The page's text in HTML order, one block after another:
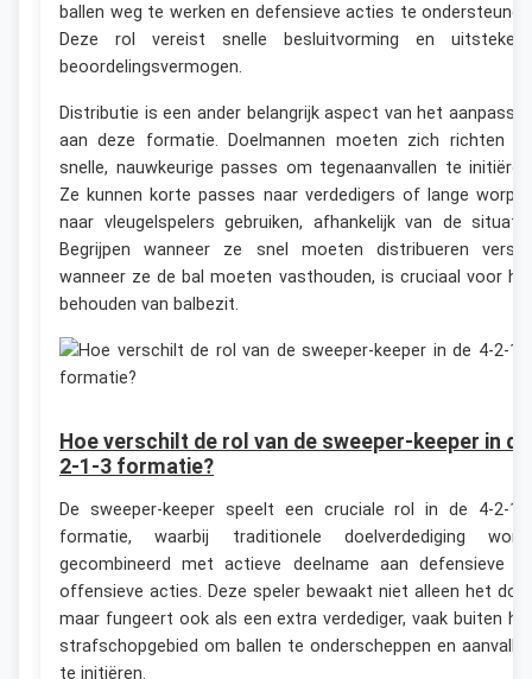
ballen weg te werken en defensieve acties te
Deze rol vereist snelle besluitvorming en
beoordelingsvermogen.
Distributie is een ander belangrijk aspect van het
aan deze formatie. Doelmannen moeten zich richten
snelle, nauwkeurige passes om tegenaanvallen te
Ze kunnen korte passes naar verdedigers of lange
naar vleugelspelers gebruiken, afhankelijk van de
Begrijpen wanneer ze snel moeten distribueren
wanneer ze de bal moeten vasthouden, is cruciaal voor
behouden van balbezit.
Hoe verschilt de rol van de sweeper-keeper in
2-1-3 formatie?
De sweeper-keeper speelt een cruciale rol in de 4-2-1-
formatie, waarbij traditionele doelverdediging
gecombineerd met actieve deelname aan defensieve
offensieve acties. Deze speler bewaakt niet alleen het
maar fungeert ook als een extra verdediger, vaak buiten
strafschopgebied om ballen te onderscheppen en
te initiëren.